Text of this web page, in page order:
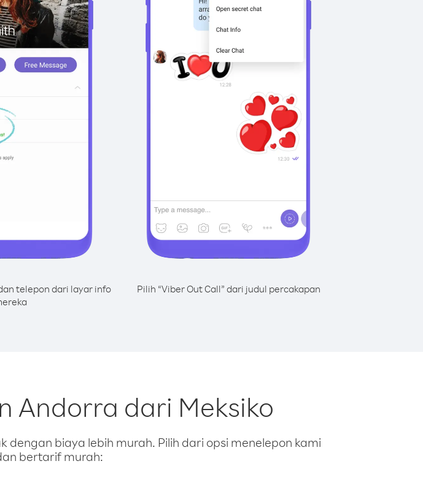
telepon dari layar info
Pilih “Viber Out Call” dari judul percakapan
Andorra dari Meksiko
biaya lebih murah. Pilih dari opsi menelepon kami
bertarif murah: